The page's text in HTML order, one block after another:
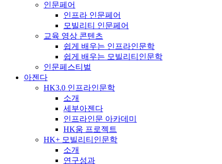
인문페어
인프라 인문페어
모빌리티 인문페어
교육 영상 콘텐츠
쉽게 배우는 인프라인문학
쉽게 배우는 모빌리티인문학
인문페스티벌
아젠다
HK3.0 인프라인문학
소개
세부아젠다
인프라인문 아카데미
HK움 프로젝트
HK+ 모빌리티인문학
소개
연구성과